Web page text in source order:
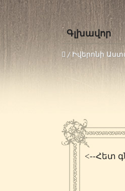
Գլխավոր
/ Իվերոնի
<--Հետ